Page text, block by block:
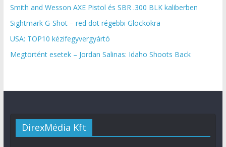
Smith and Wesson AXE Pistol és SBR .300 BLK kaliberben
Sightmark G-Shot – red dot régebbi Glockokra
USA: TOP10 kézifegyvergyártó
Megtörtént esetek – Jordan Salinas: Idaho Shoots Back
DirexMédia Kft